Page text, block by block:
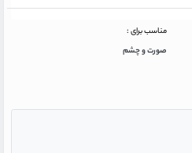
مناسب برای :
صورت و چشم